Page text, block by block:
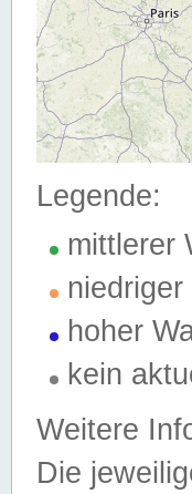
Legende:
mittlerer
hoher
kein
Weitere
Die